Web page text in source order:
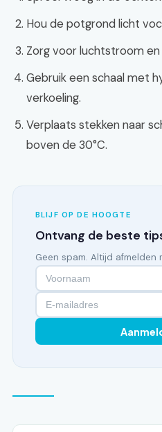
Hou de potgrond licht
Zorg voor luchtstroom
Gebruik een schaal met
verkoeling.
Verplaats stekken naar
boven de 30°C.
BLIJF OP DE HOOGTE
Ontvang de beste
Geen spam. Altijd afmelden